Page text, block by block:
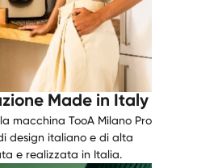
Made in Italy
macchina TooA Milano Pro
design italiano e di alta
e realizzata in Italia.